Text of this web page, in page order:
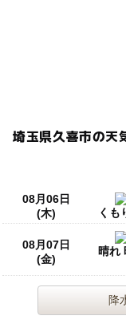
埼玉県久喜市の天
08月06日
(木)
くも
08月07日
(金)
晴れ
降